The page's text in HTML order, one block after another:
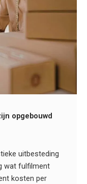
opgebouwd
uitbesteding
wat fulfilment
kosten per